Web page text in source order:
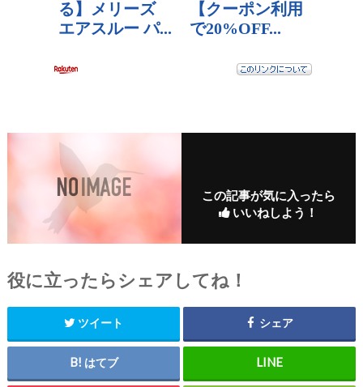
この記事が気に入ったら
いいねしよう！
役に立ったらシェアしてね！
ツイート シェア
はてブ